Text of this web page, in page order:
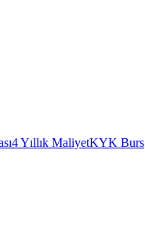
4 Yıllık MaliyetKYK Burs